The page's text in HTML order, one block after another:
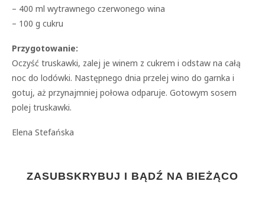
– 400 ml wytrawnego czerwonego wina
– 100 g cukru
Przygotowanie:
Oczyść truskawki, zalej je winem z cukrem i odstaw na całą
noc do lodówki. Następnego dnia przelej wino do garnka i
gotuj, aż przynajmniej połowa odparuje. Gotowym sosem
polej truskawki.
Elena Stefańska
ZASUBSKRYBUJ I BĄDŹ NA BIEŻĄCO